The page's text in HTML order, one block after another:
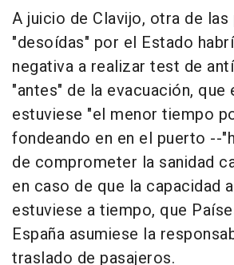
A juicio de Clavijo, otra de
"desoídas" por el Estado
negativa a realizar test de
"antes" de la evacuación, que
estuviese "el menor tiempo
fondeando en en el puerto --
de comprometer la sanidad
en caso de que la capacidad
estuviese a tiempo, que
España asumiese la
traslado de pasajeros.